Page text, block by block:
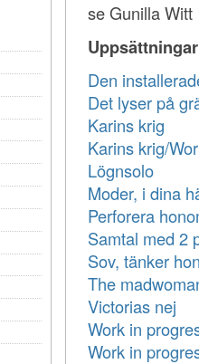
se Gunilla Witt
Den
Det lyser på
Karins krig
Karins krig/
Lögnsolo
Moder, i dina
Perforera
Samtal med 2
Sov, tänker
The
Victorias nej
Work in
Work in